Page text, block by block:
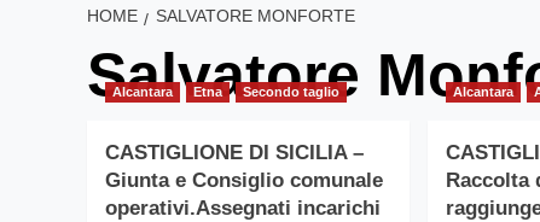
HOME SALVATORE MONFORTE
Salvatore
Alcantara Etna Secondo taglio
CASTIGLIONE DI SICILIA –
Giunta e Consiglio comunale
operativi.Assegnati incarichi
Alcantara
Raccolta